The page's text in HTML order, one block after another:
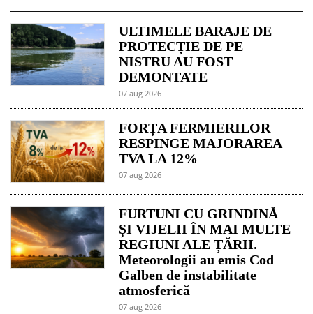
ULTIMELE BARAJE DE
PROTECȚIE DE PE
NISTRU AU FOST
DEMONTATE
07 aug 2026
FORȚA FERMIERILOR
RESPINGE MAJORAREA
TVA LA 12%
07 aug 2026
FURTUNI CU GRINDINĂ
ȘI VIJELII ÎN MAI MULTE
REGIUNI ALE ȚĂRII.
Meteorologii au emis Cod
Galben de instabilitate
atmosferică
07 aug 2026